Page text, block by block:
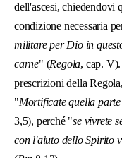
dell'ascesi, chiedendovi
condizione necessaria
militare per Dio in
carne" (Regola, cap.
prescrizioni della
"Mortificate quella
3,5), perché "se vivrete
con l'aiuto dello Spirito